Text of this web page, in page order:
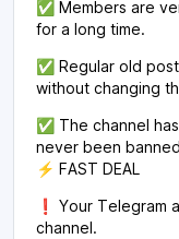
✅ Members are
for a long time.
✅ Regular old
without changing
✅ The channel
never been
⚡️ FAST DEAL
❗️ Your Telegram
channel.